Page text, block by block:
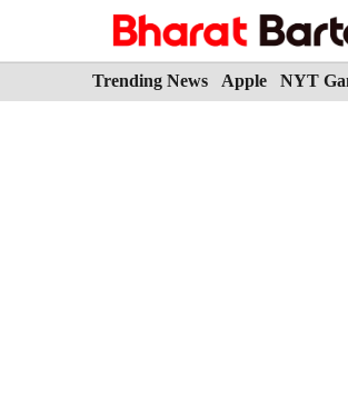
Trending News Apple NYT